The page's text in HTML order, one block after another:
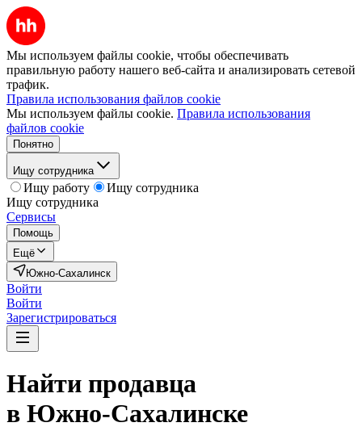
Мы используем файлы cookie, чтобы обеспечивать
правильную работу нашего веб-сайта и анализировать сетевой
трафик.
Правила использования файлов cookie
Мы используем файлы cookie. Правила использования
файлов cookie
Понятно
Ищу сотрудника
Ищу работу
Ищу сотрудника
Ищу сотрудника
Сервисы
Помощь
Ещё
Южно-Сахалинск
Войти
Войти
Зарегистрироваться
Найти продавца
в Южно-Сахалинске